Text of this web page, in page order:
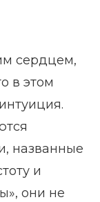
сердцем,
в этом
названные
и
они не